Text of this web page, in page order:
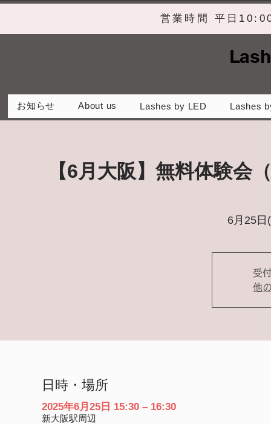
営業時間 平日
お知らせ About us Lashes by LED Lashes
【6月大阪】無料体験会
6月25日
受
他
日時・場所
2025年6月25日 15:30 – 16:30
新大阪駅周辺